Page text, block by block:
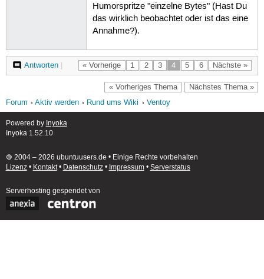
Humorspritze "einzelne Bytes" (Hast Du
das wirklich beobachtet oder ist das eine
Annahme?).
« Vorherige 1 2 3 4 5 6 Nächste »
Antworten|
« Vorheriges Thema Nächstes Thema »
Forum Aktiv werden Rund ums Wiki Ventoy
Powered by Inyoka
Inyoka 1.52.10
🄯 2004 – 2026 ubuntuusers.de • Einige Rechte vorbehalten
Lizenz• Kontakt• Datenschutz• Impressum• Serverstatus
Serverhosting gespendet von